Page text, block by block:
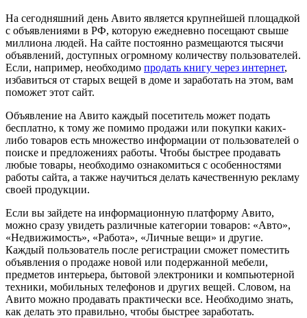
На сегодняшний день Авито является крупнейшей площадкой
с объявлениями в РФ, которую ежедневно посещают свыше
миллиона людей. На сайте постоянно размещаются тысячи
объявлений, доступных огромному количеству пользователей.
Если, например, необходимо продать книгу через интернет,
избавиться от старых вещей в доме и заработать на этом, вам
поможет этот сайт.
Объявление на Авито каждый посетитель может подать
бесплатно, к тому же помимо продажи или покупки каких-
либо товаров есть множество информации от пользователей о
поиске и предложениях работы. Чтобы быстрее продавать
любые товары, необходимо ознакомиться с особенностями
работы сайта, а также научиться делать качественную рекламу
своей продукции.
Если вы зайдете на информационную платформу Авито,
можно сразу увидеть различные категории товаров: «Авто»,
«Недвижимость», «Работа», «Личные вещи» и другие.
Каждый пользователь после регистрации сможет поместить
объявления о продаже новой или подержанной мебели,
предметов интерьера, бытовой электроники и компьютерной
техники, мобильных телефонов и других вещей. Словом, на
Авито можно продавать практически все. Необходимо знать,
как делать это правильно, чтобы быстрее заработать.